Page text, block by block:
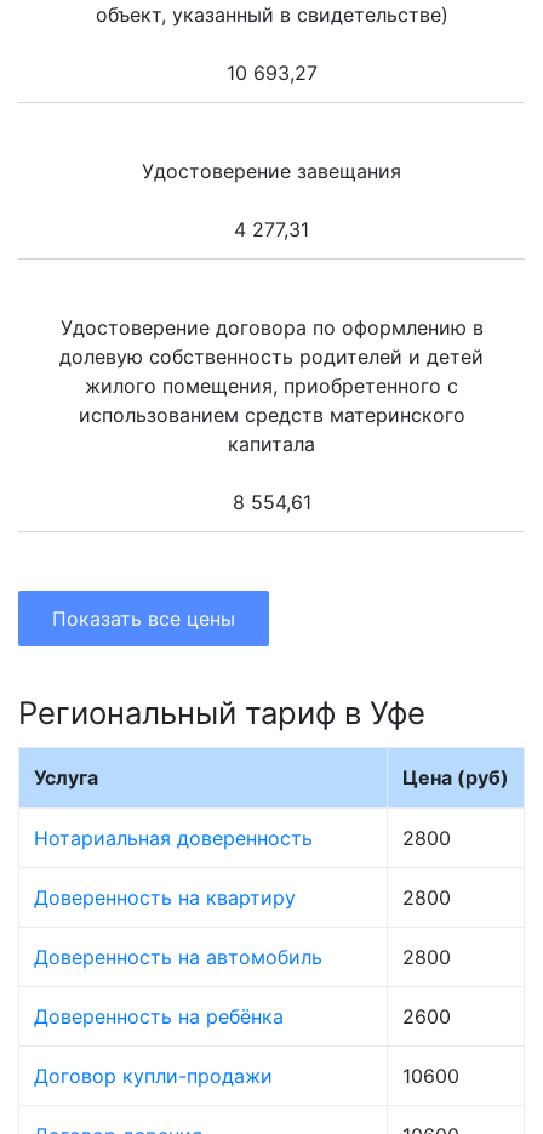
объект, указанный в свидетельстве)
10 693,27
Удостоверение завещания
4 277,31
Удостоверение договора по оформлению в
долевую собственность родителей и детей
жилого помещения, приобретенного с
использованием средств материнского
капитала
8 554,61
Показать все цены
Региональный тариф в Уфе
Услуга Цена (руб)
Нотариальная доверенность 2800
Доверенность на квартиру 2800
Доверенность на автомобиль 2800
Доверенность на ребёнка 2600
Договор купли-продажи 10600